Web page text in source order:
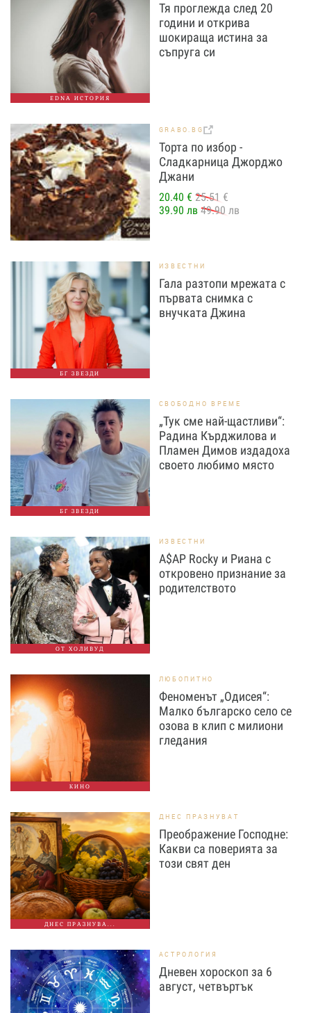
EDNA ИСТОРИЯ
Тя проглежда след 20
години и открива
шокираща истина за
съпруга си
GRABO.BG
Торта по избор -
Сладкарница Джорджо
Джани
20.40 € 25.51 €
39.90 лв 49.90 лв
БГ ЗВЕЗДИ
ИЗВЕСТНИ
Гала разтопи мрежата с
първата снимка с
внучката Джина
БГ ЗВЕЗДИ
СВОБОДНО ВРЕМЕ
„Тук сме най-щастливи“:
Радина Кърджилова и
Пламен Димов издадоха
своето любимо място
ОТ ХОЛИВУД
ИЗВЕСТНИ
A$AP Rocky и Риана с
откровено признание за
родителството
КИНО
ЛЮБОПИТНО
Феноменът „Одисея“:
Малко българско село се
озова в клип с милиони
гледания
ДНЕС ПРАЗНУВА...
ДНЕС ПРАЗНУВАТ
Преображение Господне:
Какви са поверията за
този свят ден
АСТРОЛОГИЯ
Дневен хороскоп за 6
август, четвъртък